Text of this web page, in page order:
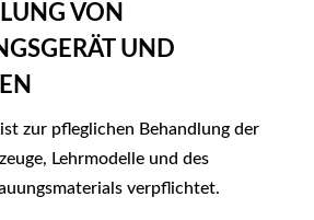
VON
UND
zur pfleglichen Behandlung der
Lehrmodelle und des
verpflichtet.